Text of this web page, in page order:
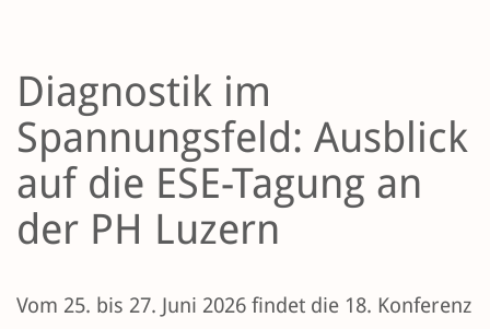
Diagnostik im
Spannungsfeld: Ausblick
auf die ESE-Tagung an
der PH Luzern
Vom 25. bis 27. Juni 2026 findet die 18. Konferenz